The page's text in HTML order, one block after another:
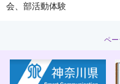
会、部活動体験
ペ